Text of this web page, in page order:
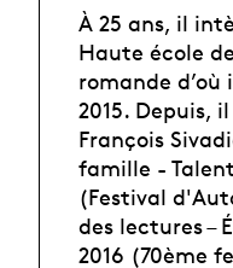
À 25 ans, il
Haute école
romande
2015. Depuis,
François
famille -
(Festival
des lectures –
2016 (70ème